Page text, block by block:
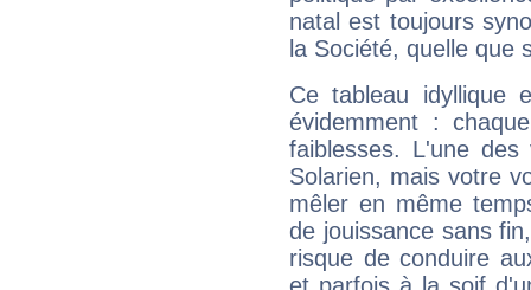
natal est toujours
la Société, quelle que
Ce tableau idyllique
évidemment :
faiblesses. L'une
Solarien, mais votre
mêler en même
de jouissance sans
risque de conduire